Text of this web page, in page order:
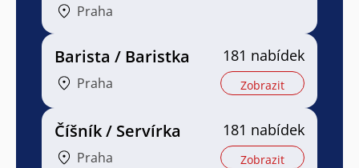
Praha
Barista / Baristka
Praha
181 nabídek
Zobrazit
Číšník / Servírka
Praha
181 nabídek
Zobrazit